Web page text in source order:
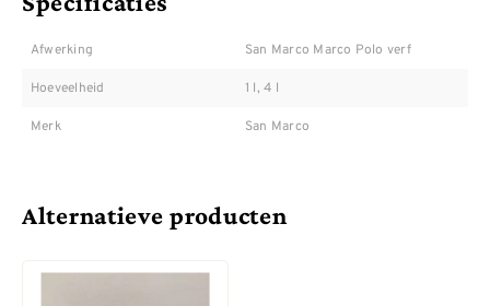
Afwerking San Marco Marco Polo verf
Hoeveelheid 1 l, 4 l
Merk San Marco
Alternatieve producten